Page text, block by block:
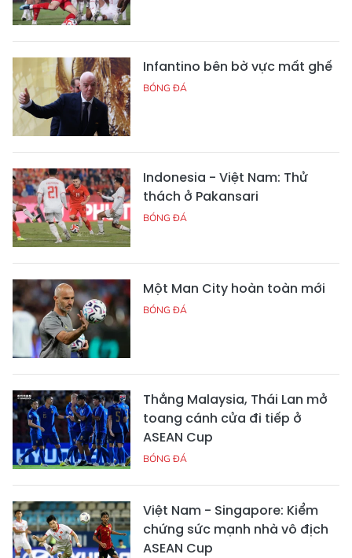
Infantino bên bờ vực mất ghế
BÓNG ĐÁ
Indonesia - Việt Nam: Thử
thách ở Pakansari
BÓNG ĐÁ
Một Man City hoàn toàn mới
BÓNG ĐÁ
Thắng Malaysia, Thái Lan mở
toang cánh cửa đi tiếp ở
ASEAN Cup
BÓNG ĐÁ
Việt Nam - Singapore: Kiểm
chứng sức mạnh nhà vô địch
ASEAN Cup